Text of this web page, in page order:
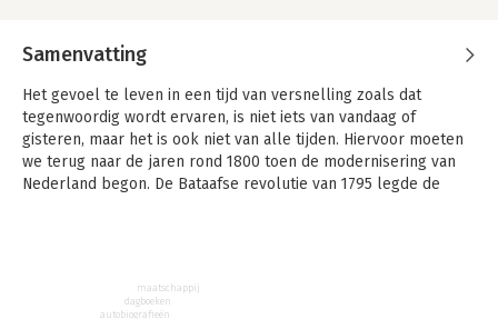
Samenvatting
Het gevoel te leven in een tijd van versnelling zoals dat
tegenwoordig wordt ervaren, is niet iets van vandaag of
gisteren, maar het is ook niet van alle tijden. Hiervoor moeten
we terug naar de jaren rond 1800 toen de modernisering van
Nederland begon. De Bataafse revolutie van 1795 legde de
In dit boek laat Arianne Baggerman zien hoe Nederlanders
autobiografieën
dagboeken
maatschappij